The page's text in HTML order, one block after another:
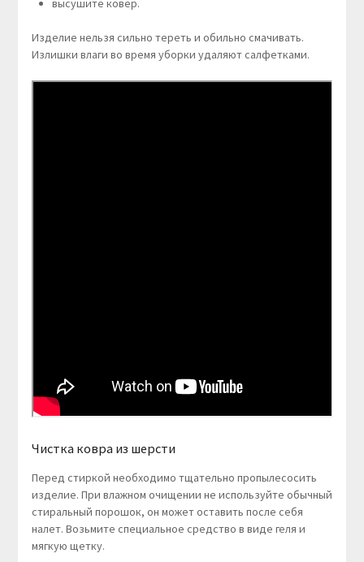
высушите ковер.
Изделие нельзя сильно тереть и обильно смачивать.
Излишки влаги во время уборки удаляют салфетками.
Чистка ковра из шерсти
Перед стиркой необходимо тщательно пропылесосить
изделие. При влажном очищении не используйте обычный
стиральный порошок, он может оставить после себя
налет. Возьмите специальное средство в виде геля и
мягкую щетку.